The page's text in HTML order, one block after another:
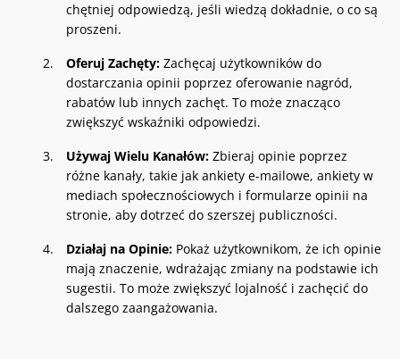
chętniej odpowiedzą, jeśli wiedzą dokładnie, o co są
proszeni.
Oferuj Zachęty: Zachęcaj użytkowników do
dostarczania opinii poprzez oferowanie nagród,
rabatów lub innych zachęt. To może znacząco
zwiększyć wskaźniki odpowiedzi.
Używaj Wielu Kanałów: Zbieraj opinie poprzez
różne kanały, takie jak ankiety e-mailowe, ankiety w
mediach społecznościowych i formularze opinii na
stronie, aby dotrzeć do szerszej publiczności.
Działaj na Opinie: Pokaż użytkownikom, że ich opinie
mają znaczenie, wdrażając zmiany na podstawie ich
sugestii. To może zwiększyć lojalność i zachęcić do
dalszego zaangażowania.